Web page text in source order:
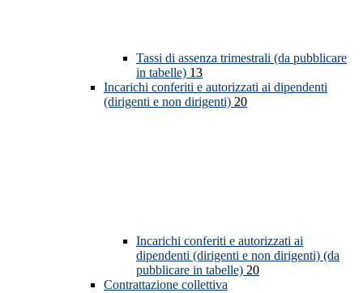
Tassi di assenza trimestrali (da pubblicare
in tabelle) 13
Incarichi conferiti e autorizzati ai dipendenti
(dirigenti e non dirigenti) 20
Incarichi conferiti e autorizzati ai
dipendenti (dirigenti e non dirigenti) (da
pubblicare in tabelle) 20
Contrattazione collettiva